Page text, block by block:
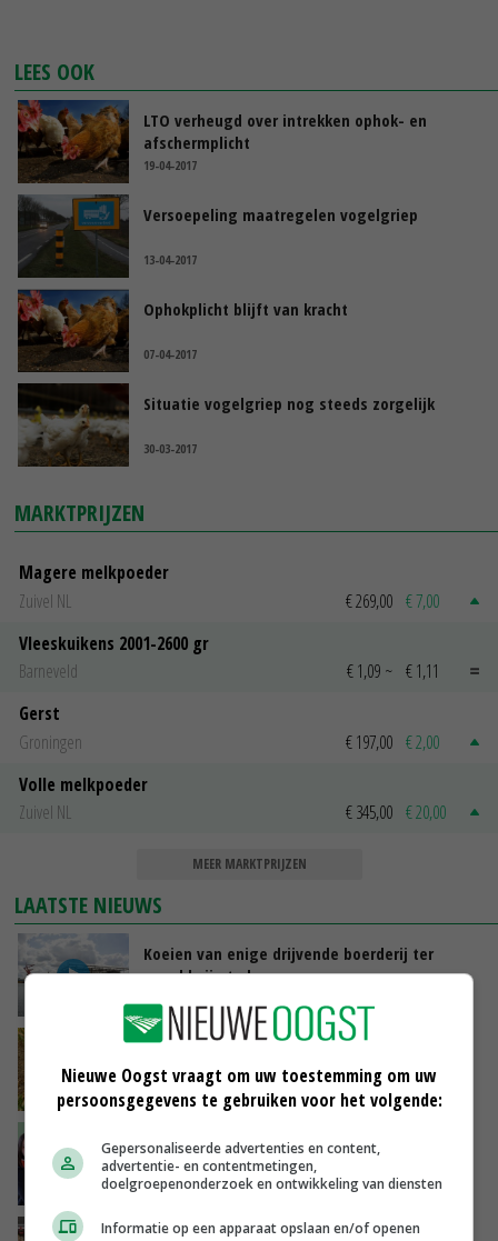
LEES OOK
LTO verheugd over intrekken ophok- en
afschermplicht
19-04-2017
Versoepeling maatregelen vogelgriep
13-04-2017
Ophokplicht blijft van kracht
07-04-2017
Situatie vogelgriep nog steeds zorgelijk
30-03-2017
MARKTPRIJZEN
Magere melkpoeder
Zuivel NL
€ 269,00 € 7,00
Vleeskuikens 2001-2600 gr
Barneveld
€ 1,09 ~ € 1,11
Gerst
Groningen
€ 197,00 € 2,00
Volle melkpoeder
Zuivel NL
€ 345,00 € 20,00
MEER MARKTPRIJZEN
LAATSTE NIEUWS
Koeien van enige drijvende boerderij ter
wereld zijn te koop
Droogte raakt alle sectoren, LTO waarschuwt
voor lege schappen
VANDAAG, 11:05
‘Het is letterlijk en figuurlijk een hete zomer’
VANDAAG, 11:00
Nieuwe Oogst vraagt om uw toestemming om uw
persoonsgegevens te gebruiken voor het volgende:
Gepersonaliseerde advertenties en content,
advertentie- en contentmetingen,
doelgroepenonderzoek en ontwikkeling van diensten
Informatie op een apparaat opslaan en/of openen